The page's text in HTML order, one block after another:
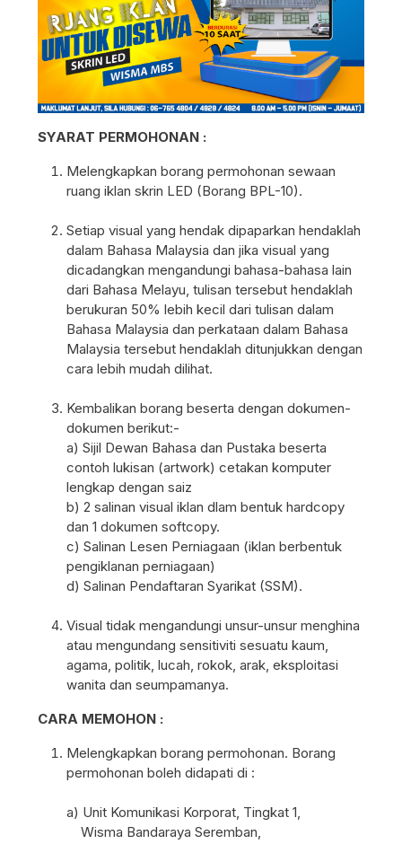
SYARAT PERMOHONAN :
Melengkapkan borang permohonan sewaan
ruang iklan skrin LED (Borang BPL-10).
Setiap visual yang hendak dipaparkan hendaklah
dalam Bahasa Malaysia dan jika visual yang
dicadangkan mengandungi bahasa-bahasa lain
dari Bahasa Melayu, tulisan tersebut hendaklah
berukuran 50% lebih kecil dari tulisan dalam
Bahasa Malaysia dan perkataan dalam Bahasa
Malaysia tersebut hendaklah ditunjukkan dengan
cara lebih mudah dilihat.
Kembalikan borang beserta dengan dokumen-
dokumen berikut:-
a) Sijil Dewan Bahasa dan Pustaka beserta
contoh lukisan (artwork) cetakan komputer
lengkap dengan saiz
b) 2 salinan visual iklan dlam bentuk hardcopy
dan 1 dokumen softcopy.
c) Salinan Lesen Perniagaan (iklan berbentuk
pengiklanan perniagaan)
d) Salinan Pendaftaran Syarikat (SSM).
Visual tidak mengandungi unsur-unsur menghina
atau mengundang sensitiviti sesuatu kaum,
agama, politik, lucah, rokok, arak, eksploitasi
wanita dan seumpamanya.
CARA MEMOHON :
Melengkapkan borang permohonan. Borang
permohonan boleh didapati di :
a) Unit Komunikasi Korporat, Tingkat 1,
Wisma Bandaraya Seremban,